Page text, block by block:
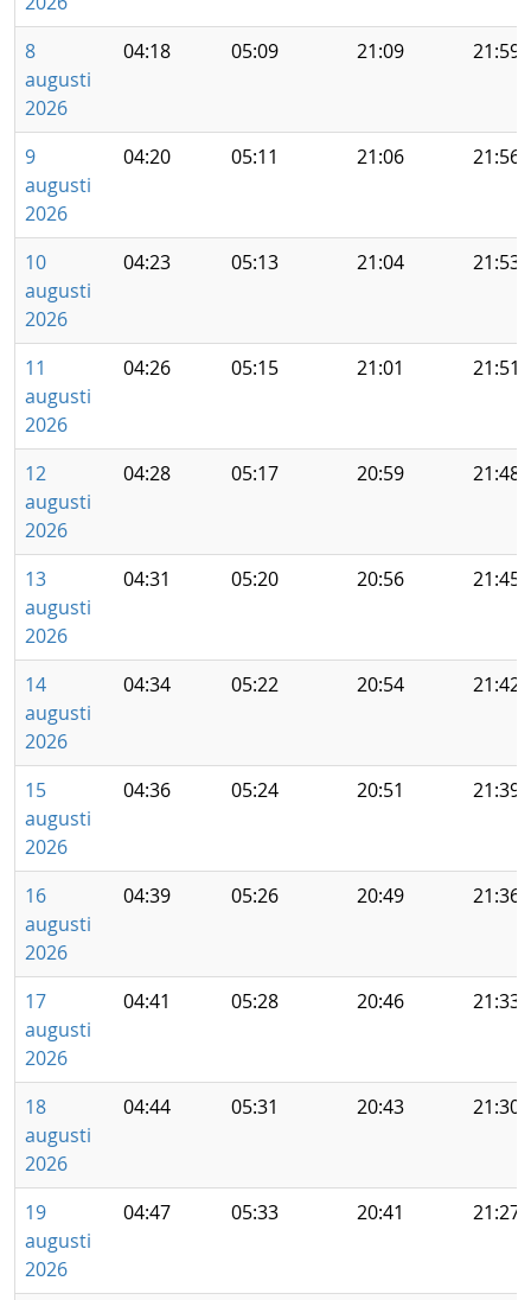
8
augusti
2026
04:18 05:09 21:09 21:59
9
augusti
2026
04:20 05:11 21:06 21:56
10
augusti
2026
04:23 05:13 21:04 21:53
11
augusti
2026
04:26 05:15 21:01 21:51
12
augusti
2026
04:28 05:17 20:59 21:48
13
augusti
2026
04:31 05:20 20:56 21:45
14
augusti
2026
04:34 05:22 20:54 21:42
15
augusti
2026
04:36 05:24 20:51 21:39
16
augusti
2026
04:39 05:26 20:49 21:36
17
augusti
2026
04:41 05:28 20:46 21:33
18
augusti
2026
04:44 05:31 20:43 21:30
19
augusti
2026
04:47 05:33 20:41 21:27